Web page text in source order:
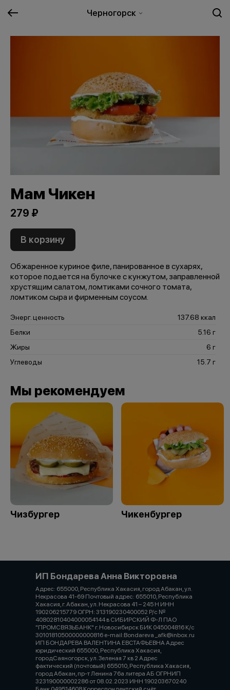
Черногорск
Мам Чикен
279 ₽
В корзину
Обжаренное куриное филе, панированное в сухарях,
которое подается на булочке с кунжутом, заправленной
хрустящим салатом, ломтиками сочного томата,
ломтиком сыра и фирменным соусом.
Энерг. ценность
137.68 ккал
Белки
5.16 г
Жиры
6 г
Углеводы
15.7 г
Мы рекомендуем
Чизбургер Чикенбургер
ИП Бондарева Анна Викторовна
Адрес: 655000, Республика Хакасия, город Абакан, ул.
Некрасова 41-69 Почтовый адрес: 655010, Республика
Хакасия, г. Абакан, ул. Некрасова 41 – 245 Н ИНН
190206215779 ОГРН: 313190230400052 Р/с №
40802810404000054144 в СИБИРСКИЙ Ф-Л ПАО
"ПРОМСВЯЗЬБАНК" г. Новосибирск БИК 045004816 К/с
30101810500000000816 e-mail:Bondareva _afk@inbox.ru
ИП БОНДАРЕВА ВАЛЕНТИНА ЕВСТАФЬЕВНА Адрес
юридический 655000, Республика Хакасия,
городСаяногорск, ул. Зеленая 7 кв 2 Адрес
фактический (почтовый) 655010, Республика Хакасия,
город Абакан, пр-т Ленина 76а литера АБ ОГРНИП
323190000002286 от 08.02.2023 ИНН 190203670240